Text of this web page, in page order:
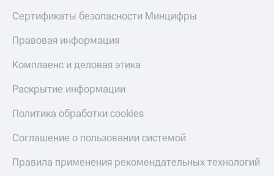
Сертификаты безопасности Минцифры
Правовая информация
Комплаенс и деловая этика
Раскрытие информации
Политика обработки cookies
Соглашение о пользовании системой
Правила применения рекомендательных технологий